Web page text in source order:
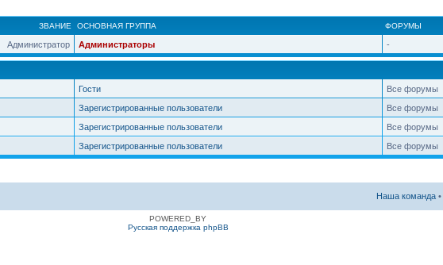
ЗВАНИЕ ОСНОВНАЯ ГРУППА ФОРУМЫ
Администратор Администраторы -
Гости
Все форумы
Зарегистрированные пользователи
Все форумы
Зарегистрированные пользователи
Все форумы
Зарегистрированные пользователи Все форумы
Наша команда •
POWERED_BY
Русская поддержка phpBB